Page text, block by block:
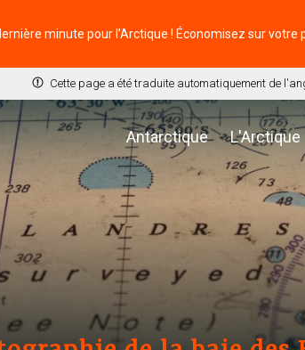
minute pour l’Arctique ! Économisez sur votre
Cette page a été traduite automatiquement de
Antarctique L'Arctique